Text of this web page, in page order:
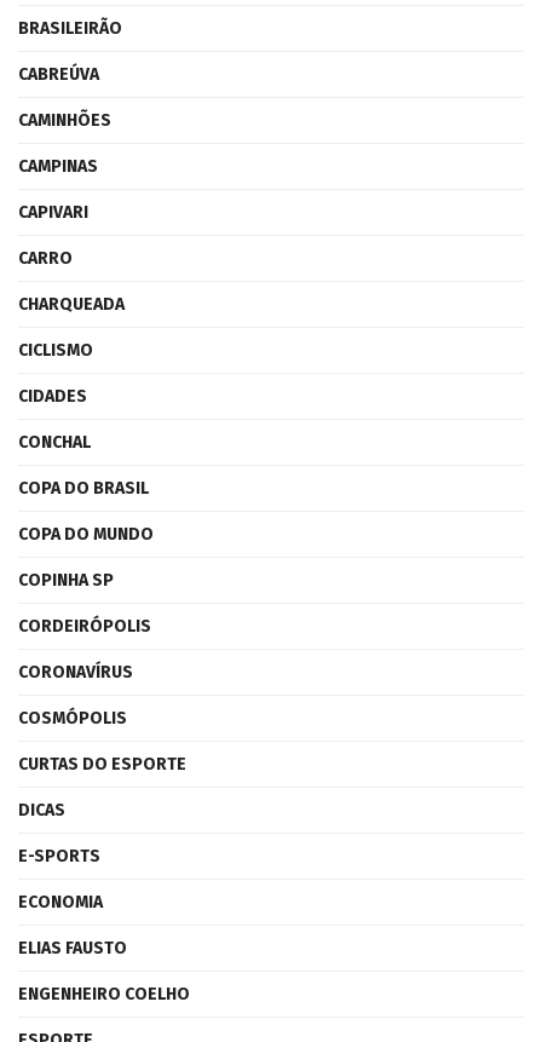
BRASILEIRÃO
CABREÚVA
CAMINHÕES
CAMPINAS
CAPIVARI
CARRO
CHARQUEADA
CICLISMO
CIDADES
CONCHAL
COPA DO BRASIL
COPA DO MUNDO
COPINHA SP
CORDEIRÓPOLIS
CORONAVÍRUS
COSMÓPOLIS
CURTAS DO ESPORTE
DICAS
E-SPORTS
ECONOMIA
ELIAS FAUSTO
ENGENHEIRO COELHO